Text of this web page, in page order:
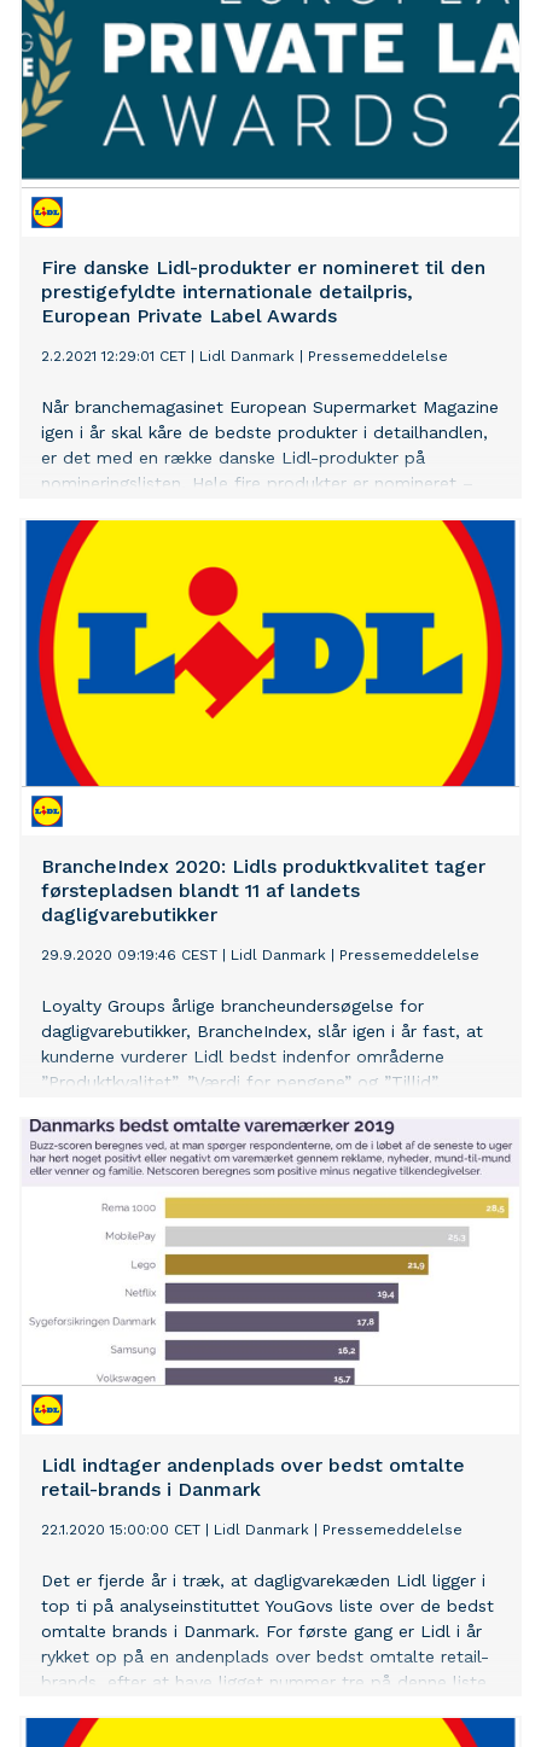
Fire danske Lidl-produkter er nomineret til den
prestigefyldte internationale detailpris,
European Private Label Awards
2.2.2021 12:29:01 CET Lidl Danmark Pressemeddelelse
Når branchemagasinet European Supermarket Magazine
igen i år skal kåre de bedste produkter i detailhandlen,
er det med en række danske Lidl-produkter på
nomineringslisten. Hele fire produkter er nomineret –
kokossorbet og Karl Johan svampesuppe samt de to
Karlens specialøl, økologisk Spring Ale og Ginger Beer.
Sidste år løb Lidl med sejren i to kategorier foran 200
af de bedste private label-produkter i Europa.
BrancheIndex 2020: Lidls produktkvalitet tager
førstepladsen blandt 11 af landets
dagligvarebutikker
29.9.2020 09:19:46 CEST Lidl Danmark Pressemeddelelse
Loyalty Groups årlige brancheundersøgelse for
dagligvarebutikker, BrancheIndex, slår igen i år fast, at
kunderne vurderer Lidl bedst indenfor områderne
”Produktkvalitet”, ”Værdi for pengene” og ”Tillid”.
kundeloyalitet blandt 11 af landets dagligvarebutikker.
Lidl indtager andenplads over bedst omtalte
retail-brands i Danmark
22.1.2020 15:00:00 CET Lidl Danmark Pressemeddelelse
Det er fjerde år i træk, at dagligvarekæden Lidl ligger i
top ti på analyseinstituttet YouGovs liste over de bedst
omtalte brands i Danmark. For første gang er Lidl i år
rykket op på en andenplads over bedst omtalte retail-
brands, efter at have ligget nummer tre på denne liste
200 personer, der er repræsentative for den generelle